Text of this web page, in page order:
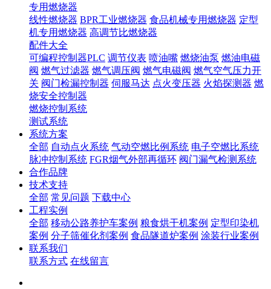
专用燃烧器
线性燃烧器 BPR工业燃烧器 食品机械专用燃烧器 定型
机专用燃烧器 高调节比燃烧器
配件大全
可编程控制器PLC 调节仪表 喷油嘴 燃烧油泵 燃油电磁
阀 燃气过滤器 燃气调压阀 燃气电磁阀 燃气空气压力开
关 阀门检漏控制器 伺服马达 点火变压器 火焰探测器 燃
烧安全控制器
燃烧控制系统
测试系统
系统方案
全部 自动点火系统 气动空燃比例系统 电子空燃比系统
脉冲控制系统 FGR烟气外部再循环 阀门漏气检测系统
合作品牌
技术支持
全部 常见问题 下载中心
工程实例
全部 移动公路养护车案例 粮食烘干机案例 定型印染机
案例 分子筛催化剂案例 食品隧道炉案例 涂装行业案例
联系我们
联系方式 在线留言